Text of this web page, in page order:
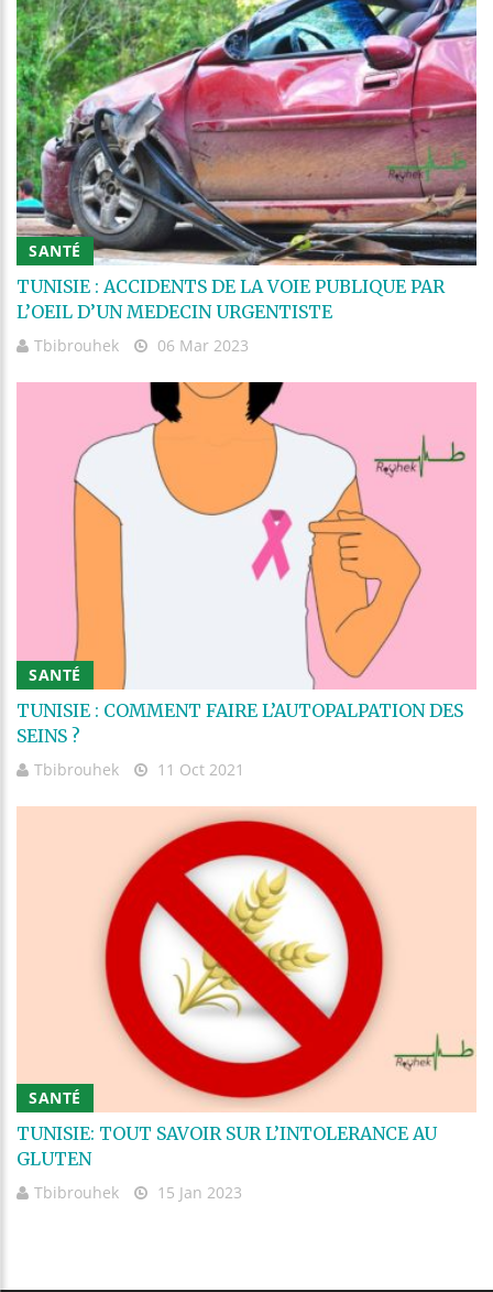
SANTÉ
TUNISIE : ACCIDENTS DE LA VOIE PUBLIQUE PAR
L’OEIL D’UN MEDECIN URGENTISTE
Tbibrouhek 06 Mar 2023
SANTÉ
TUNISIE : COMMENT FAIRE L’AUTOPALPATION DES
SEINS ?
Tbibrouhek 11 Oct 2021
SANTÉ
TUNISIE: TOUT SAVOIR SUR L’INTOLERANCE AU
GLUTEN
Tbibrouhek 15 Jan 2023